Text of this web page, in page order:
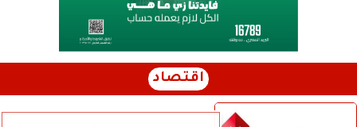
اقتصاد